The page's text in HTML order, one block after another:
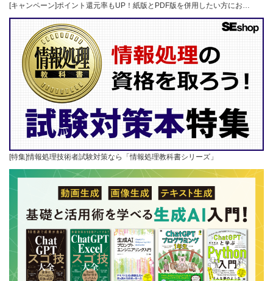
[キャンペーン]ポイント還元率もUP！紙版とPDF版を併用したい方にお…
[特集]情報処理技術者試験対策なら「情報処理教科書シリーズ」